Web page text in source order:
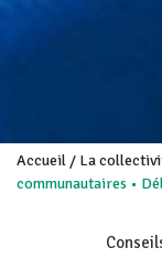
Accueil / La
communautaires •